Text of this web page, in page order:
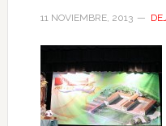
11 NOVIEMBRE, 2013